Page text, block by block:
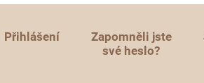
Přihlášení
Zapomněli jste
své heslo?